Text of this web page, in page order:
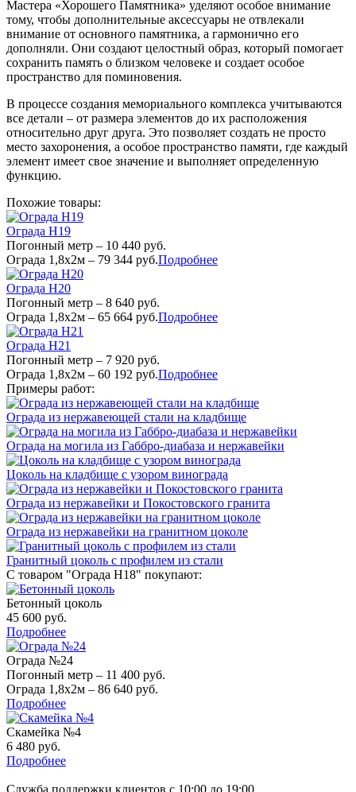
Мастера «Хорошего Памятника» уделяют особое внимание
тому, чтобы дополнительные аксессуары не отвлекали
внимание от основного памятника, а гармонично его
дополняли. Они создают целостный образ, который помогает
сохранить память о близком человеке и создает особое
пространство для поминовения.
В процессе создания мемориального комплекса учитываются
все детали – от размера элементов до их расположения
относительно друг друга. Это позволяет создать не просто
место захоронения, а особое пространство памяти, где каждый
элемент имеет свое значение и выполняет определенную
функцию.
Похожие товары:
Ограда Н19
Погонный метр – 10 440 руб.
Ограда 1,8х2м – 79 344 руб.Подробнее
Ограда Н20
Погонный метр – 8 640 руб.
Ограда 1,8х2м – 65 664 руб.Подробнее
Ограда Н21
Погонный метр – 7 920 руб.
Ограда 1,8х2м – 60 192 руб.Подробнее
Примеры работ:
Ограда из нержавеющей стали на кладбище
Ограда на могила из Габбро-диабаза и нержавейки
Цоколь на кладбище с узором винограда
Ограда из нержавейки и Покостовского гранита
Ограда из нержавейки на гранитном цоколе
Гранитный цоколь с профилем из стали
С товаром "Ограда Н18" покупают:
Бетонный цоколь
45 600 руб.
Подробнее
Ограда №24
Погонный метр – 11 400 руб.
Ограда 1,8х2м – 86 640 руб.
Подробнее
Скамейка №4
6 480 руб.
Подробнее
Служба поддержки клиентов с 10:00 до 19:00